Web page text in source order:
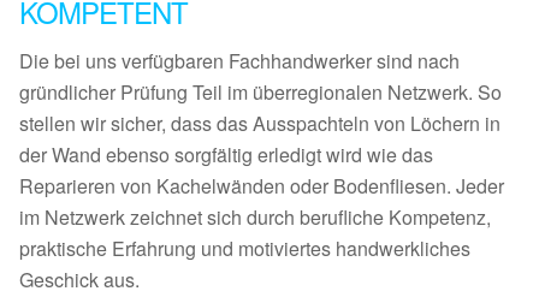
KOMPETENT
Die bei uns verfügbaren Fachhandwerker sind nach
gründlicher Prüfung Teil im überregionalen Netzwerk. So
stellen wir sicher, dass das Ausspachteln von Löchern in
der Wand ebenso sorgfältig erledigt wird wie das
Reparieren von Kachelwänden oder Bodenfliesen. Jeder
im Netzwerk zeichnet sich durch berufliche Kompetenz,
praktische Erfahrung und motiviertes handwerkliches
Geschick aus.